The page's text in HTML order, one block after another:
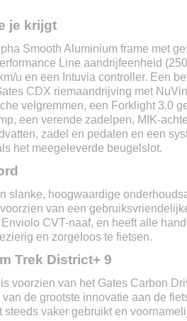
500 Wh
Tot 160 km
Ja
Ja
3 uur
250w
Middenmotor Bosch
Ja
Ja
Hydraulische
Hydraulische
5
Ja
Ja
Ja
je krijgt
Smooth Aluminium frame met
Line aandrijfeenheid
u en een Intuvia controller. Een
CDX riemaandrijving met
velgremmen, een Forklight 3.0
een verende zadelpen, MIK-
zadel en pedalen en een
het meegeleverde beugelslot.
slanke, hoogwaardige
van een
CVT-naaf, en heeft alle
en zorgeloos te fietsen.
Trek District+ 9
voorzien van het Gates Carbon
van de grootste innovatie aan de
vaker gebruikt en